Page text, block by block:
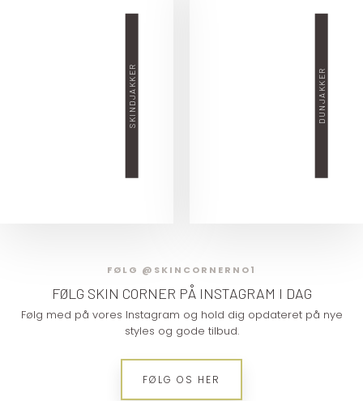
SKINDJAKKER DUNJAKKER
FØLG @SKINCORNERNO1
FØLG SKIN CORNER​ PÅ INSTAGRAM I DAG
Følg med på vores Instagram og hold dig opdateret på nye
styles og gode tilbud.
​FØLG OS HER